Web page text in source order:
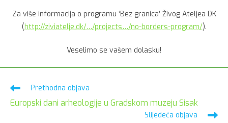
Za više informacija o programu ‘Bez granica’ Živog Ateljea DK
(http://ziviatelje.dk/…/projects…/no-borders-program/).
Veselimo se vašem dolasku!
Pročitaj
članaka
Prethodna objava
Europski dani arheologije u Gradskom muzeju Sisak
Slijedeća objava